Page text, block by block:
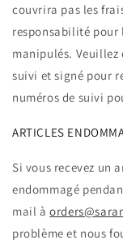
couvrira pas les
responsabilité pour
manipulés. Veuillez
suivi et signé pour
numéros de suivi
ARTICLES
Si vous recevez un
endommagé
mail à
problème et nous